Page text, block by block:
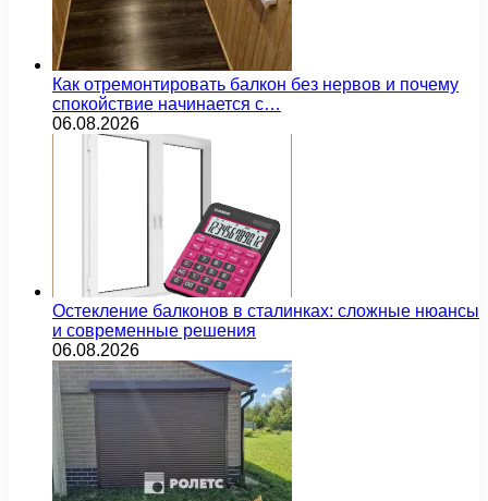
Как отремонтировать балкон без нервов и почему
спокойствие начинается с…
06.08.2026
Остекление балконов в сталинках: сложные нюансы
и современные решения
06.08.2026